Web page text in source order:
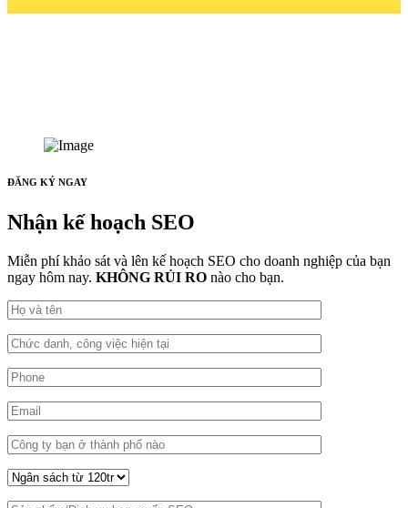
ĐĂNG KÝ NGAY
Nhận kế hoạch SEO
Miễn phí khảo sát và lên kế hoạch SEO cho doanh nghiệp của bạn
ngay hôm nay. KHÔNG RỦI RO nào cho bạn.